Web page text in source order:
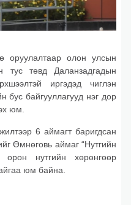
оруулалтаар олон улсын
тус төвд Даланзадгадын
иргэдэд чиглэн
бус байгууллагууд нэг дор
юм.
6 аймагт баригдсан
Өмнөговь аймаг “Нутгийн
орон нутгийн хөрөнгөөр
юм байна.